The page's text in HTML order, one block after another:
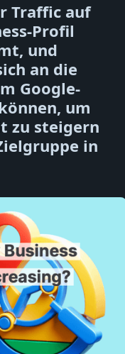
Traffic auf
Profil
und
an die
Google-
um
zu steigern
in